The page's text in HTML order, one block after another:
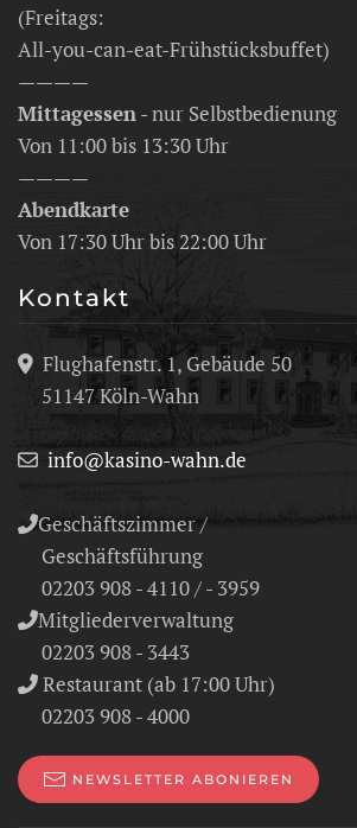
(Freitags:
All-you-can-eat-Frühstücksbuffet)
————
Mittagessen- nur Selbstbedienung
Von 11:00 bis 13:30 Uhr
————
Abendkarte
Von 17:30 Uhr bis 22:00 Uhr
Kontakt
Flughafenstr. 1, Gebäude 50
51147 Köln-Wahn
info@kasino-wahn.de
Geschäftszimmer /
Geschäftsführung
02203 908 - 4110 / - 3959
Mitgliederverwaltung
02203 908 - 3443
Restaurant (ab 17:00 Uhr)
02203 908 - 4000
NEWSLETTER ABONIEREN